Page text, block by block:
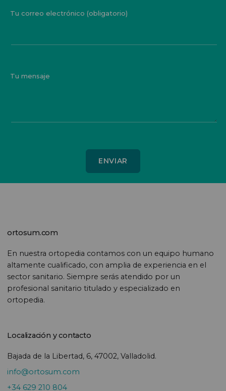
Tu correo electrónico (obligatorio)
Tu mensaje
ortosum.com
En nuestra ortopedia contamos con un equipo humano
altamente cualificado, con amplia de experiencia en el
sector sanitario. Siempre serás atendido por un
profesional sanitario titulado y especializado en
ortopedia.
Localización y contacto
Bajada de la Libertad, 6, 47002, Valladolid.
info@ortosum.com
+34 629 210 804